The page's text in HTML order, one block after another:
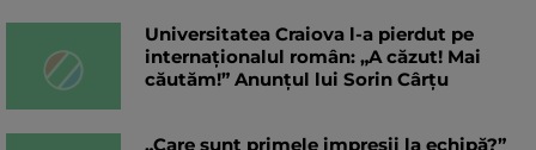
Universitatea Craiova l-a pierdut pe
internaționalul român: „A căzut! Mai
căutăm!” Anunțul lui Sorin Cârțu
„Care sunt primele impresii la echipă?”